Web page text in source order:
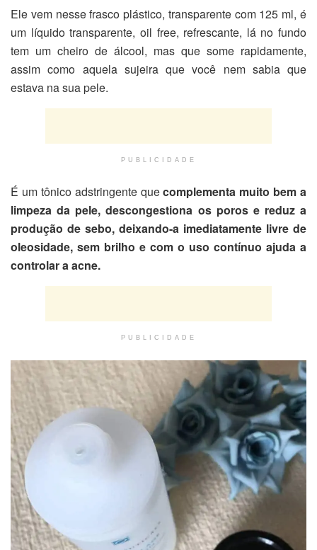
Ele vem nesse frasco plástico, transparente com 125 ml, é
um líquido transparente, oil free, refrescante, lá no fundo
tem um cheiro de álcool, mas que some rapidamente,
assim como aquela sujeira que você nem sabia que
estava na sua pele.
PUBLICIDADE
É um tônico adstringente quecomplementa muito bem a
limpeza da pele, descongestiona os poros e reduz a
produção de sebo, deixando-a imediatamente livre de
oleosidade, sem brilho e com o uso contínuo ajuda a
controlar a acne.
PUBLICIDADE